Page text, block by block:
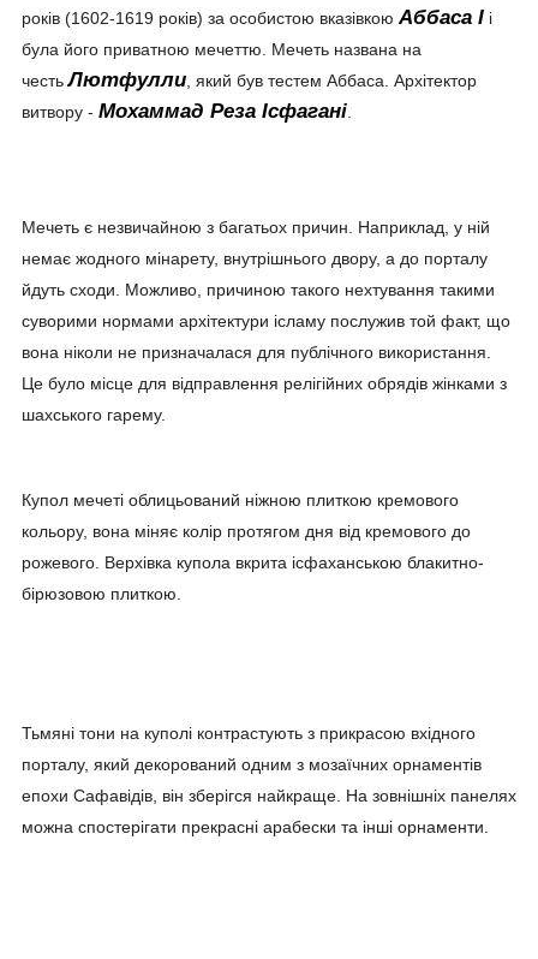
років (1602-1619 років) за особистою вказівкоюАббаса I і
була його приватною мечеттю. Мечеть названа на
честьЛютфулли, який був тестем Аббаса. Архітектор
витвору - Мохаммад Реза Ісфагані.
Мечеть є незвичайною з багатьох причин. Наприклад, у ній
немає жодного мінарету, внутрішнього двору, а до порталу
йдуть сходи. Можливо, причиною такого нехтування такими
суворими нормами архітектури ісламу послужив той факт, що
вона ніколи не призначалася для публічного використання.
Це було місце для відправлення релігійних обрядів жінками з
шахського гарему.
Купол мечеті облицьований ніжною плиткою кремового
кольору, вона міняє колір протягом дня від кремового до
рожевого. Верхівка купола вкрита ісфаханською блакитно-
бірюзовою плиткою.
Тьмяні тони на куполі контрастують з прикрасою вхідного
порталу, який декорований одним з мозаїчних орнаментів
епохи Сафавідів, він зберігся найкраще. На зовнішніх панелях
можна спостерігати прекрасні арабески та інші орнаменти.